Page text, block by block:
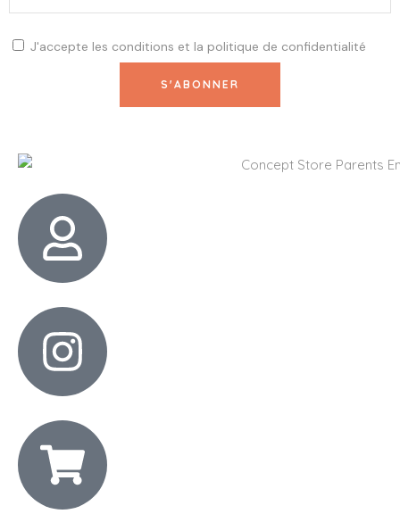
J'accepte les conditions et la politique de confidentialité